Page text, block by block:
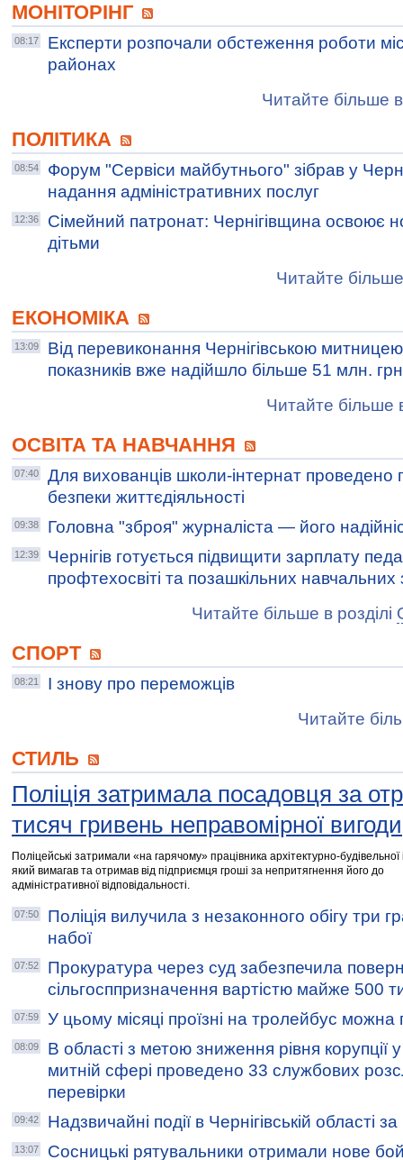
МОНІТОРІНГ
08:17
Експерти розпочали обстеження роботи
районах
Читайте більше
ПОЛІТИКА
08:54
Форум "Сервіси майбутнього" зібрав у
надання адміністративних послуг
12:36
Сімейний патронат: Чернігівщина освоює
дітьми
Читайте
ЕКОНОМІКА
13:09
Від перевиконання Чернігівською
показників вже надійшло більше 51 млн.
Читайте більше
ОСВІТА ТА НАВЧАННЯ
07:40
Для вихованців школи-інтернат проведено
безпеки життєдіяльності
09:38 Головна "зброя" журналіста — його
12:39
Чернігів готується підвищити зарплату
профтехосвіті та позашкільних
Читайте більше в розділі
СПОРТ
08:21
І знову про переможців
Читайте
СТИЛЬ
Поліція затримала посадовця за
тисяч гривень неправомірної вигоди
Поліцейські затримали «на гарячому» працівника архітектурно-будівельної
який вимагав та отримав від підприємця гроші за непритягнення його до
адміністративної відповідальності.
07:50
Поліція вилучила з незаконного обігу три
набої
07:52
Прокуратура через суд забезпечила
сільгосппризначення вартістю майже 500
07:59 У цьому місяці проїзні на тролейбус можна
08:09
В області з метою зниження рівня корупції
митній сфері проведено 33 службових
перевірки
09:42 Надзвичайні події в Чернігівській області
13:07
Сосницькі рятувальники отримали нове